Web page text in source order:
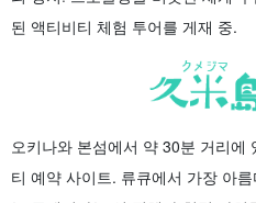
된 액티비티 체험 투어를 게재 중.
오키나와 본섬에서 약 30분 거리에
티 예약 사이트. 류큐에서 가장 아